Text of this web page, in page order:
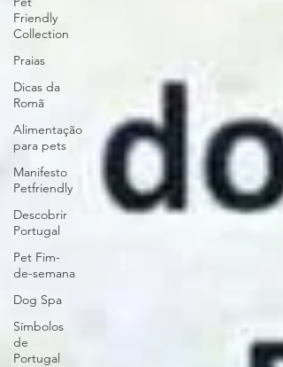
Friendly
Collection
Praias
Dicas da
Romã
Alimentação
para pets
Manifesto
Petfriendly
Descobrir
Portugal
Pet Fim-
de-semana
Dog Spa
Símbolos
de
Portugal